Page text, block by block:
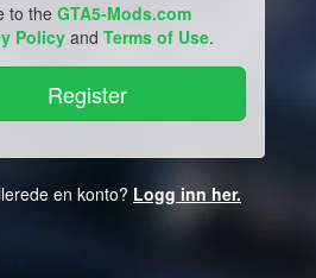
to the GTA5-Mods.com
Policyand Terms of Use.
en konto? Logg inn her.